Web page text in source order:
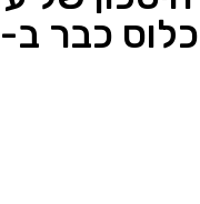
כבר ב-2026